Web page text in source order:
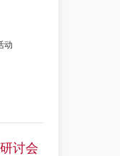
动
讨会